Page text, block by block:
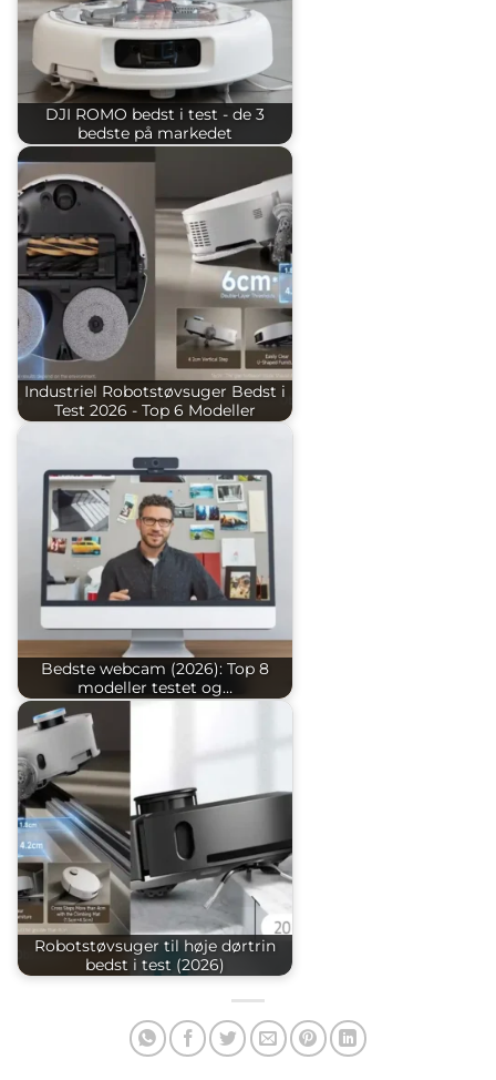
DJI ROMO bedst i test - de 3
bedste på markedet
Industriel Robotstøvsuger Bedst i
Test 2026 - Top 6 Modeller
Bedste webcam (2026): Top 8
modeller testet og…
Robotstøvsuger til høje dørtrin
bedst i test (2026)